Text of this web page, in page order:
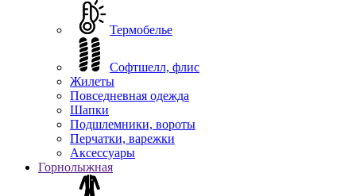
Термобелье
Софтшелл, флис
Жилеты
Повседневная одежда
Шапки
Подшлемники, вороты
Перчатки, варежки
Аксессуары
Горнолыжная